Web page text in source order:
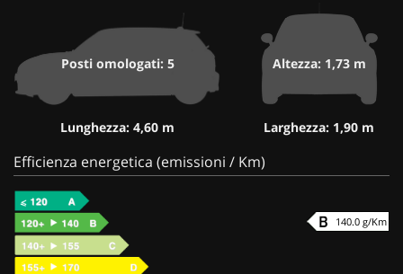
Posti omologati: 5
Lunghezza: 4,60 m
Altezza: 1,73 m
Larghezza: 1,90 m
Efficienza energetica (emissioni / Km)
140.0 g/Km